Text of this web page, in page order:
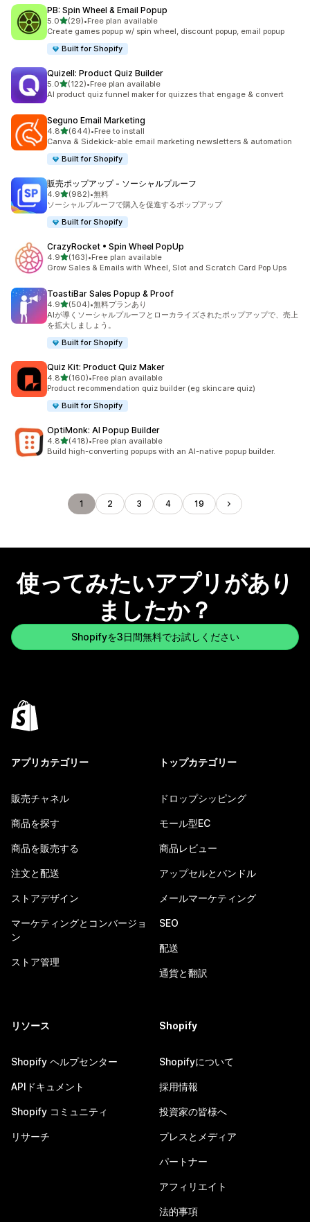
PB: Spin Wheel & Email Popup
5.05つ星中
(29)
合計レビュー数：29件
•Free plan available
Create games popup w/ spin wheel, discount popup, email popup
Built for Shopify
Quizell: Product Quiz Builder
5.05つ星中
(122)
合計レビュー数：122件
•Free plan available
AI product quiz funnel maker for quizzes that engage & convert
Seguno Email Marketing
4.85つ星中
(644)
合計レビュー数：644件
•Free to install
Canva & Sidekick-able email marketing newsletters & automation
Built for Shopify
販売ポップアップ ‑ ソーシャルプルーフ
4.95つ星中
(982)
合計レビュー数：982件
•無料
ソーシャルプルーフで購入を促進するポップアップ
Built for Shopify
CrazyRocket • Spin Wheel PopUp
4.95つ星中
(163)
合計レビュー数：163件
•Free plan available
Grow Sales & Emails with Wheel, Slot and Scratch Card Pop Ups
ToastiBar Sales Popup & Proof
4.95つ星中
(504)
合計レビュー数：504件
•無料プランあり
AIが導くソーシャルプルーフとローカライズされたポップアップで、売上
を拡大しましょう。
Built for Shopify
Quiz Kit: Product Quiz Maker
4.85つ星中
(160)
合計レビュー数：160件
•Free plan available
Product recommendation quiz builder (eg skincare quiz)
Built for Shopify
OptiMonk: AI Popup Builder
4.85つ星中
(418)
合計レビュー数：418件
•Free plan available
Build high-converting popups with an AI-native popup builder.
1 2 3 4 19
使ってみたいアプリがあり
ましたか？
Shopifyを3日間無料でお試しください
アプリカテゴリー
販売チャネル
商品を探す
商品を販売する
注文と配送
ストアデザイン
マーケティングとコンバージョ
ン
ストア管理
トップカテゴリー
ドロップシッピング
モール型EC
商品レビュー
アップセルとバンドル
メールマーケティング
SEO
配送
通貨と翻訳
リソース
Shopify ヘルプセンター
APIドキュメント
Shopify コミュニティ
リサーチ
Shopify
Shopifyについて
採用情報
投資家の皆様へ
プレスとメディア
パートナー
アフィリエイト
法的事項